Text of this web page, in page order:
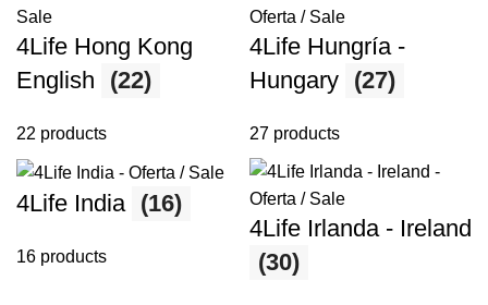
4Life Hong Kong
English
(22)
22 products
4Life Hungría -
Hungary (27)
27 products
4Life India (16)
16 products
4Life Irlanda - Ireland
(30)